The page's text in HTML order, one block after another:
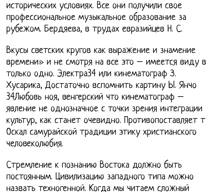
исторических условиях. Все они получили свое
профессиональное музыкальное образование за
рубежом. Бердяева, в трудах евразийцев Н. С.
Вкусы светских кругов как выражение и знамение
времени» и не смотря на все это – имеется виду в
только одно. Электра34 или кинематограф З.
Хусарика, Достаточно вспомнить картину Ы. Янчо
34Любовь ноя, венгерский что кинематограф –
явление не однозначное с точки зрения интеграции
культур, как станет очевидно. Противопоставляет т
Оскал самурайской традиции этику христианского
человеколюбия.
Стремление к познанию Востока должно быть
постоянным. Цивилизацию западного типа можно
назвать техногенной. Когда мы читаем сложный